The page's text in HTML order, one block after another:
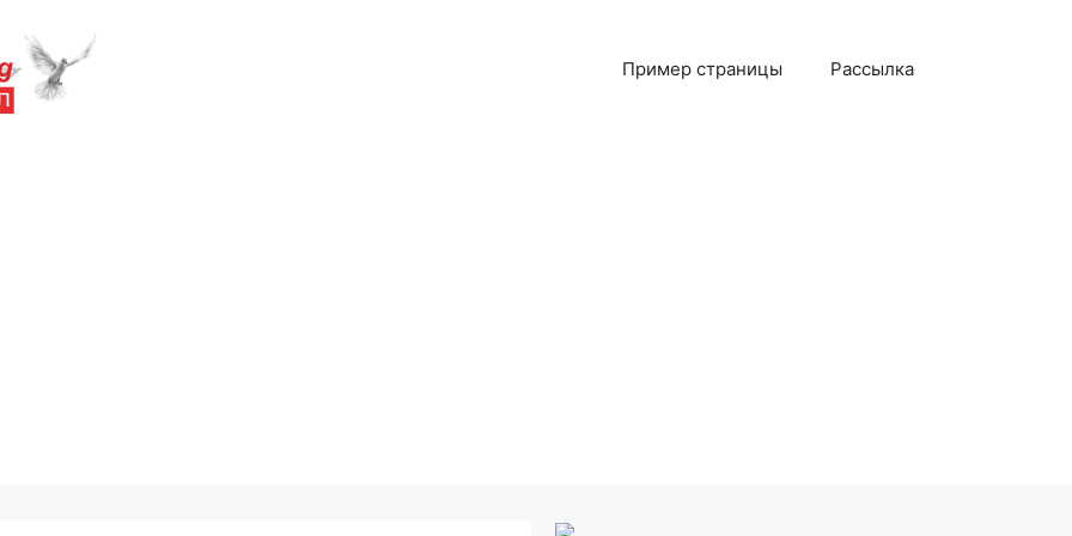
Пример страницы Рассылка